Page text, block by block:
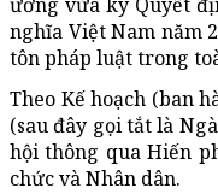
nghĩa Việt Nam năm
tôn pháp luật trong
Theo Kế hoạch (ban
(sau đây gọi tắt là
hội thông qua Hiến
chứcvàNhân dân.